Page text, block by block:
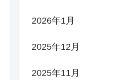
2026年1月
2025年12月
2025年11月